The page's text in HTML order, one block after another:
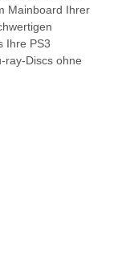
Mainboard Ihrer
Ihre PS3
ray-Discs ohne